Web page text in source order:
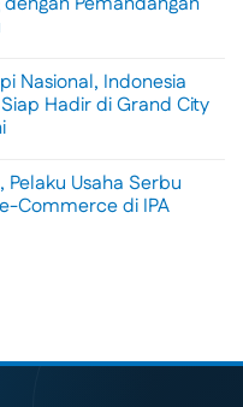
Nasional, Indonesia
Hadir di Grand City
Usaha Serbu
Commerce di IPA